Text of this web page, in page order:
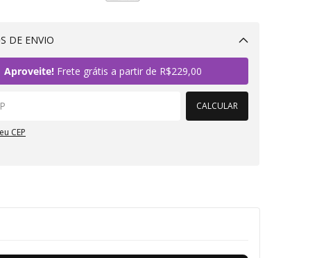
DE ENVIO
Aproveite!Frete grátis a partir de R$229,00
CALCULAR
CEP